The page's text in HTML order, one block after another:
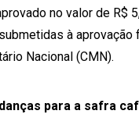
no valor de R$
à aprovação
Nacional (CMN).
para a safra